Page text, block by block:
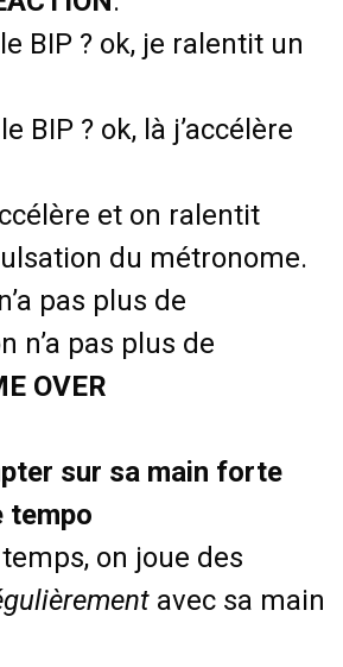
BIP ? ok, je ralentit un
BIP ? ok, là j’accélère
et on ralentit
du métronome.
pas plus de
n’a pas plus de
OVER
sur sa main forte
tempo
on joue des
avec sa main